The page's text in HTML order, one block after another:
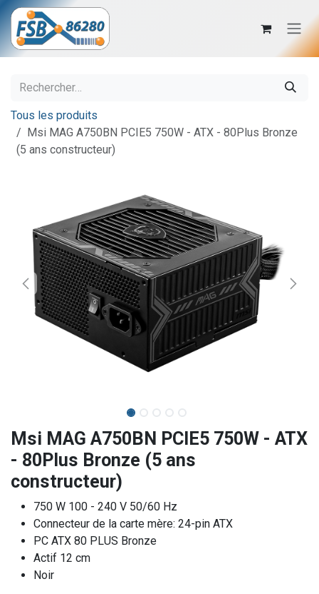
Se rendre au contenu
Tous les produits
Msi MAG A750BN PCIE5 750W - ATX - 80Plus Bronze
(5 ans constructeur)
Msi MAG A750BN PCIE5 750W - ATX
- 80Plus Bronze (5 ans
constructeur)
750 W 100 - 240 V 50/60 Hz
Connecteur de la carte mère: 24-pin ATX
PC ATX 80 PLUS Bronze
Actif 12 cm
Noir